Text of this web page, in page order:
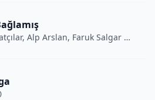
, Alp Arslan, Faruk Salgar • 2012